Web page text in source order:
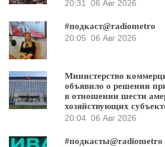
20:31
06 Авг 2026
#подкаст@radiometro
20:05 06 Авг 2026
Министерство
объявило о решении
в отношении шести
хозяйствующих
20:04 06 Авг 2026
#подкасты@radiometro